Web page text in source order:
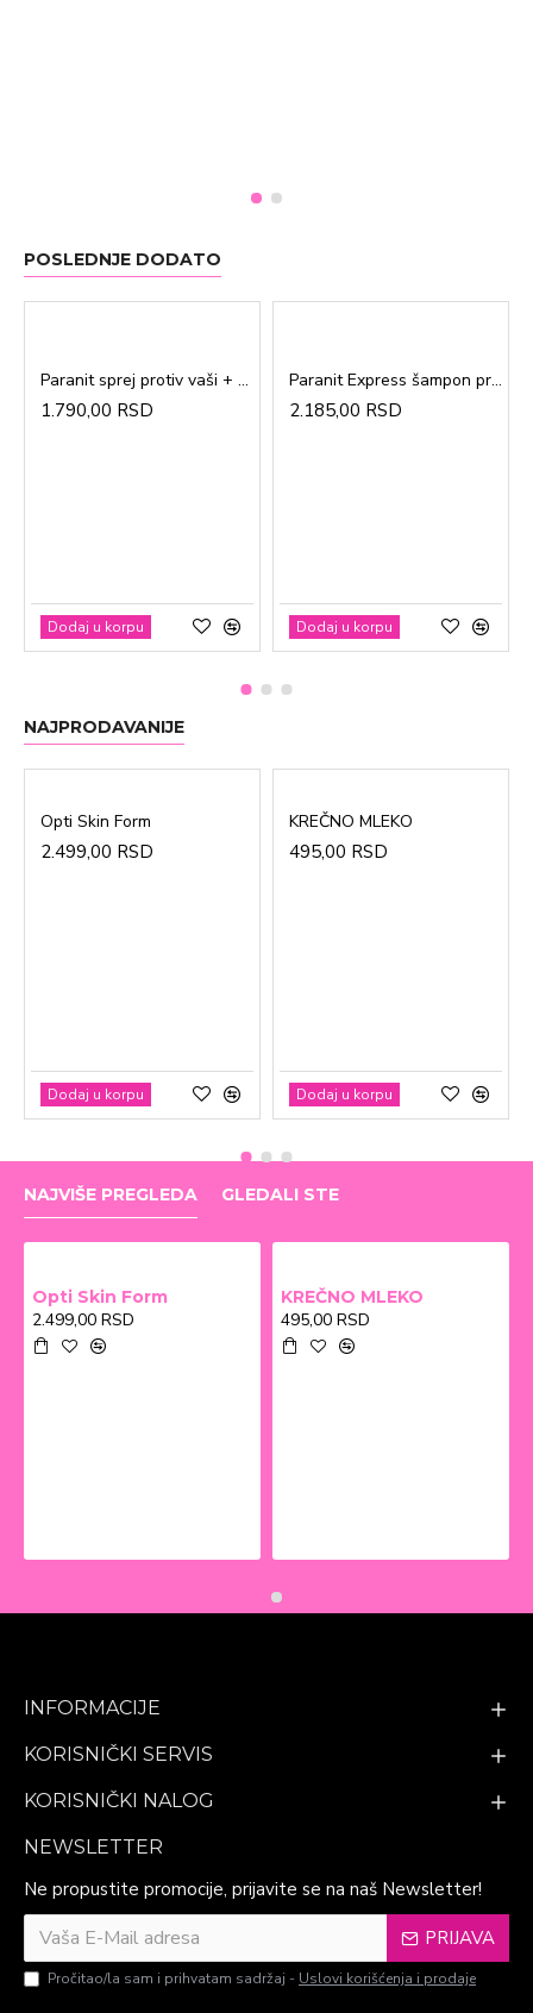
POSLEDNJE DODATO
Paranit sprej protiv vaši + češalj 100ml
1.790,00 RSD
Dodaj u korpu
Paranit Express šampon protiv vaši + češalj 200ml
2.185,00 RSD
Dodaj u korpu
NAJPRODAVANIJE
Opti Skin Form
2.499,00 RSD
Dodaj u korpu
KREČNO MLEKO
495,00 RSD
Dodaj u korpu
NAJVIŠE PREGLEDA GLEDALI STE
Opti Skin Form
2.499,00 RSD
KREČNO MLEKO
495,00 RSD
INFORMACIJE
KORISNIČKI SERVIS
KORISNIČKI NALOG
NEWSLETTER
Ne propustite promocije, prijavite se na naš Newsletter!
PRIJAVA
Pročitao/la sam i prihvatam sadržaj - Uslovi korišćenja i prodaje